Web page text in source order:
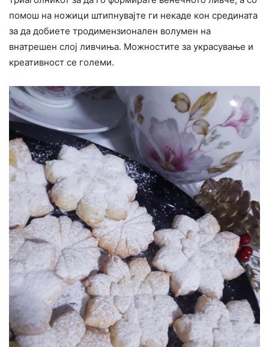
помош на ножици штипнувајте ги некаде кон средината
за да добиете тродимензионален волумен на
внатрешен слој ливчиња. Можностите за украсување и
креативност се големи.